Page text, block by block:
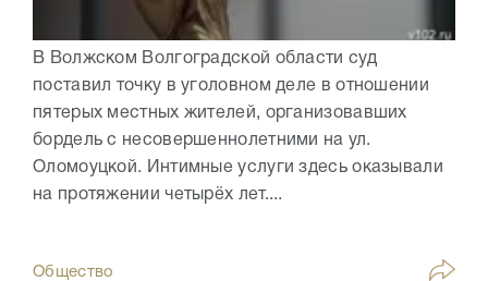
В Волжском Волгоградской области суд
поставил точку в уголовном деле в отношении
пятерых местных жителей, организовавших
бордель с несовершеннолетними на ул.
Оломоуцкой. Интимные услуги здесь оказывали
на протяжении четырёх лет....
Общество